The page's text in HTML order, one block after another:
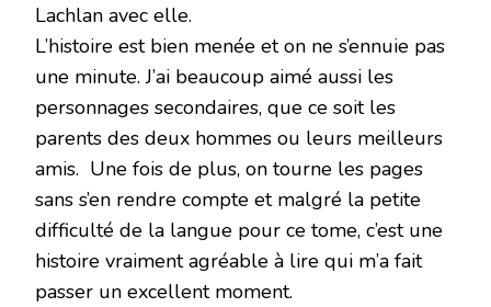
Lachlan avec elle.
L’histoire est bien menée et on ne s’ennuie pas
une minute. J’ai beaucoup aimé aussi les
personnages secondaires, que ce soit les
parents des deux hommes ou leurs meilleurs
amis. Une fois de plus, on tourne les pages
sans s’en rendre compte et malgré la petite
difficulté de la langue pour ce tome, c’est une
histoire vraiment agréable à lire qui m’a fait
passer un excellent moment.